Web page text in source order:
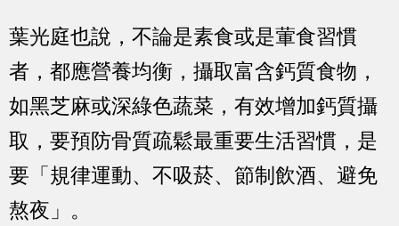
葉光庭也說，不論是素食或是葷食習慣
者，都應營養均衡，攝取富含鈣質食物，
如黑芝麻或深綠色蔬菜，有效增加鈣質攝
取，要預防骨質疏鬆最重要生活習慣，是
要「規律運動、不吸菸、節制飲酒、避免
熬夜」。